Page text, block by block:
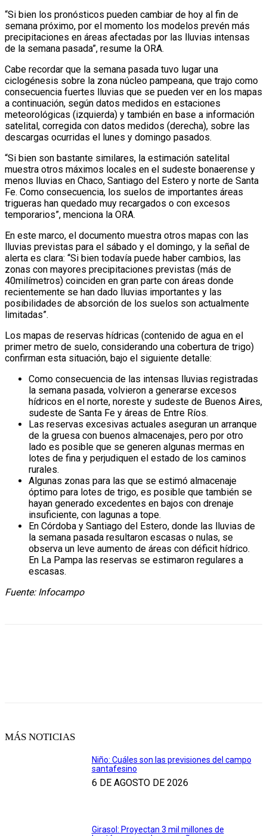
“Si bien los pronósticos pueden cambiar de hoy al fin de
semana próximo, por el momento los modelos prevén más
precipitaciones en áreas afectadas por las lluvias intensas
de la semana pasada”, resume la ORA.
Cabe recordar que la semana pasada tuvo lugar una
ciclogénesis sobre la zona núcleo pampeana, que trajo como
consecuencia fuertes lluvias que se pueden ver en los mapas
a continuación, según datos medidos en estaciones
meteorológicas (izquierda) y también en base a información
satelital, corregida con datos medidos (derecha), sobre las
descargas ocurridas el lunes y domingo pasados.
“Si bien son bastante similares, la estimación satelital
muestra otros máximos locales en el sudeste bonaerense y
menos lluvias en Chaco, Santiago del Estero y norte de Santa
Fe. Como consecuencia, los suelos de importantes áreas
trigueras han quedado muy recargados o con excesos
temporarios”, menciona la ORA.
En este marco, el documento muestra otros mapas con las
lluvias previstas para el sábado y el domingo, y la señal de
alerta es clara: “Si bien todavía puede haber cambios, las
zonas con mayores precipitaciones previstas (más de
40milímetros) coinciden en gran parte con áreas donde
recientemente se han dado lluvias importantes y las
posibilidades de absorción de los suelos son actualmente
limitadas”.
Los mapas de reservas hídricas (contenido de agua en el
primer metro de suelo, considerando una cobertura de trigo)
confirman esta situación, bajo el siguiente detalle:
Como consecuencia de las intensas lluvias registradas
la semana pasada, volvieron a generarse excesos
hídricos en el norte, noreste y sudeste de Buenos Aires,
sudeste de Santa Fe y áreas de Entre Ríos.
Las reservas excesivas actuales aseguran un arranque
de la gruesa con buenos almacenajes, pero por otro
lado es posible que se generen algunas mermas en
lotes de fina y perjudiquen el estado de los caminos
rurales.
Algunas zonas para las que se estimó almacenaje
óptimo para lotes de trigo, es posible que también se
hayan generado excedentes en bajos con drenaje
insuficiente, con lagunas a tope.
En Córdoba y Santiago del Estero, donde las lluvias de
la semana pasada resultaron escasas o nulas, se
observa un leve aumento de áreas con déficit hídrico.
En La Pampa las reservas se estimaron regulares a
escasas.
Fuente: Infocampo
MÁS NOTICIAS
Niño: Cuáles son las previsiones del campo
santafesino
6 DE AGOSTO DE 2026
Girasol: Proyectan 3 mil millones de